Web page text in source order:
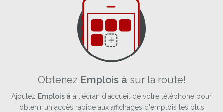
Obtenez Emplois à sur la route!
Ajoutez Emplois à à l'écran d'accueil de votre téléphone pour
obtenir un accès rapide aux affichages d'emplois les plus